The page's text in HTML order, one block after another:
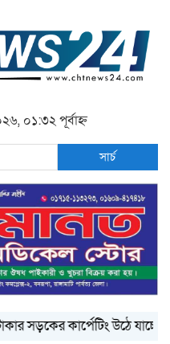
০১:৩২ পূর্বাহ্ন
সার্চ
কার্পেটিং উঠে যাচ্ছে